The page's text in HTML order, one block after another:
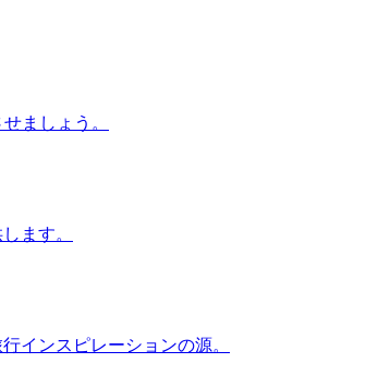
ましょう。
ます。
インスピレーションの源。